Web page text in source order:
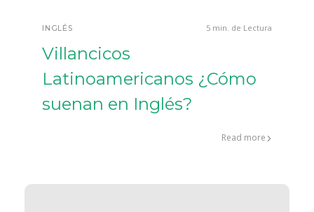
INGLÉS 5 min. de Lectura
Villancicos
Latinoamericanos ¿Cómo
suenan en Inglés?
Read more